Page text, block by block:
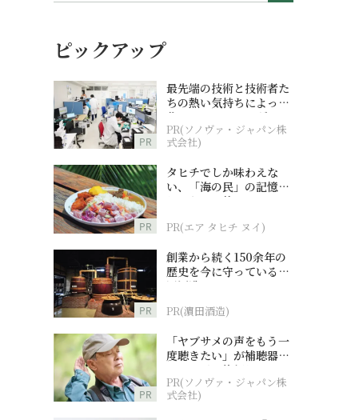
ピックアップ
PR
最先端の技術と技術者た
ちの熱い気持ちによって
作られているオーダーメ
イド補聴器
PR(ソノヴァ・ジャパン株
式会社)
PR
タヒチでしか味わえな
い、「海の民」の記憶へ
とつながる旅
PR(エア タヒチ ヌイ)
PR
創業から続く150余年の
歴史を今に守っている濵
田酒造
PR(濵田酒造)
PR
「ヤブサメの声をもう一
度聴きたい」が補聴器チ
ャレンジの後押しに
PR(ソノヴァ・ジャパン株
式会社)